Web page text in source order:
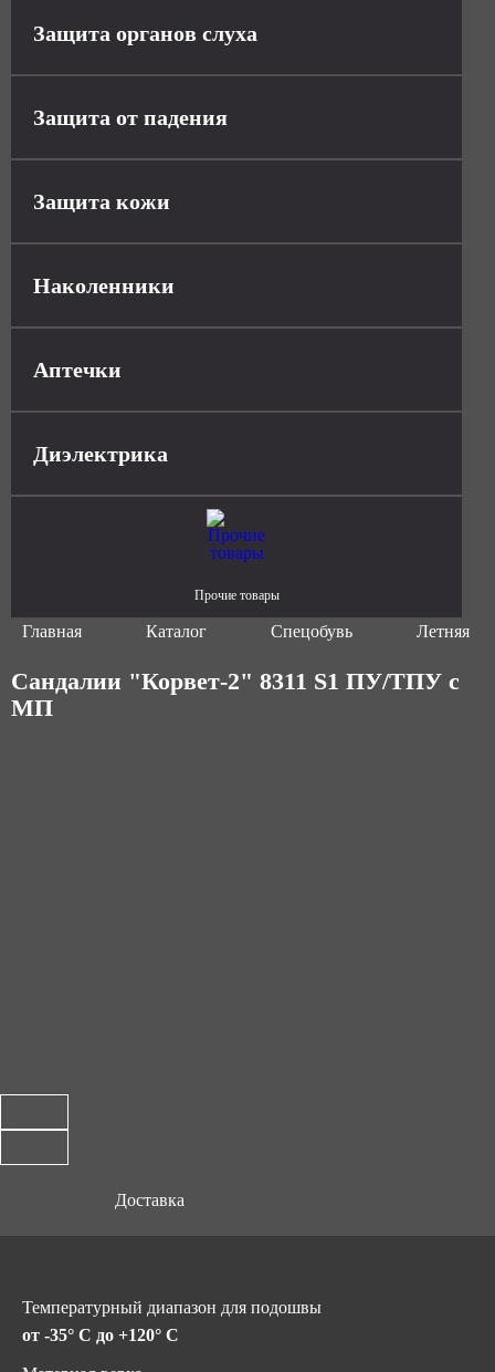
Защита органов слуха
Защита от падения
Защита кожи
Наколенники
Аптечки
Диэлектрика
Прочие товары
Главная Каталог Спецобувь Летняя
Сандалии "Корвет-2" 8311 S1 ПУ/ТПУ с
МП
Доставка
Температурный диапазон для подошвы
от -35° C до +120° C